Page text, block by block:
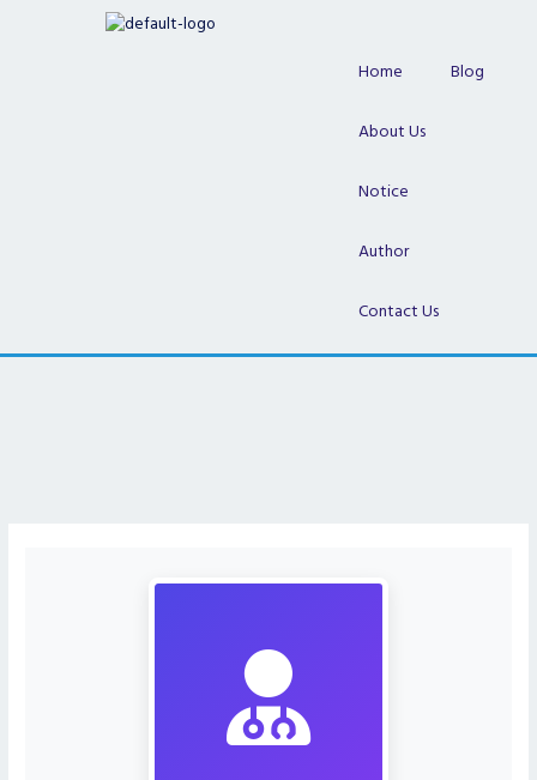
Home Blog
About Us
Notice
Author
Contact Us